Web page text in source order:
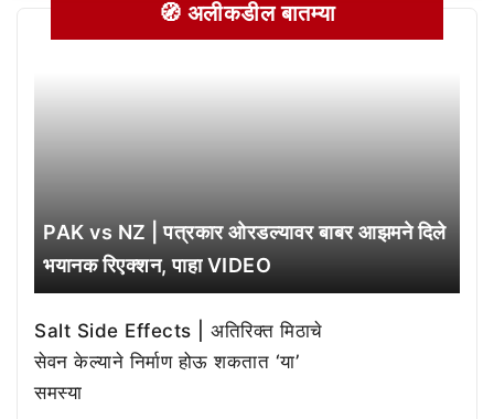
🧭 अलीकडील बातम्या
PAK vs NZ | पत्रकार ओरडल्यावर बाबर आझमने दिले
भयानक रिएक्शन, पाहा VIDEO
Salt Side Effects | अतिरिक्त मिठाचे
सेवन केल्याने निर्माण होऊ शकतात ‘या’
समस्या